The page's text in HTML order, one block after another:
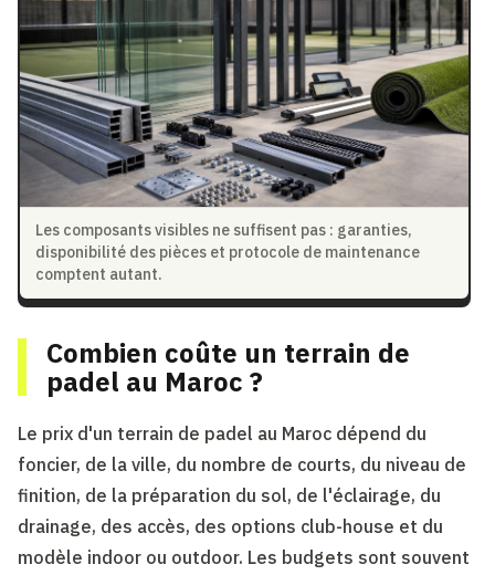
Les composants visibles ne suffisent pas : garanties,
disponibilité des pièces et protocole de maintenance
comptent autant.
Combien coûte un terrain de
padel au Maroc ?
Le prix d'un terrain de padel au Maroc dépend du
foncier, de la ville, du nombre de courts, du niveau de
finition, de la préparation du sol, de l'éclairage, du
drainage, des accès, des options club-house et du
modèle indoor ou outdoor. Les budgets sont souvent